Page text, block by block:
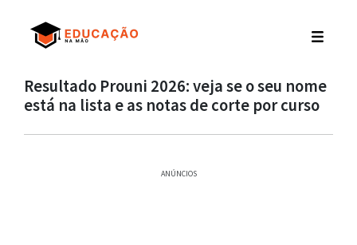
Resultado Prouni 2026: veja se o seu nome
está na lista e as notas de corte por curso
ANÚNCIOS